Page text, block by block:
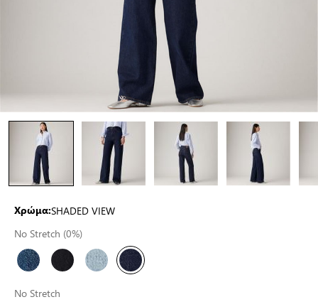
Χρώμα:SHADED VIEW
No Stretch (0%)
No Stretch